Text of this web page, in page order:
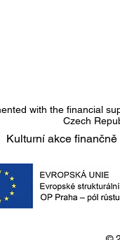
with the financial
Czech
Kulturní akce